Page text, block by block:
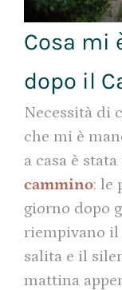
Cosa mi
dopo il
Necessità di
che mi è
a casa è
cammino: le
giorno dopo
riempivano il
salita e il
mattina